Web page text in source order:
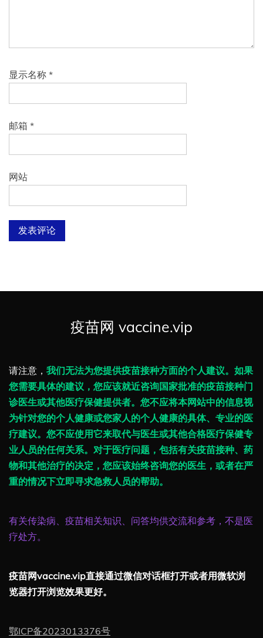
显示名称 *
邮箱 *
网站
疫苗网 vaccine.vip
请注意， 我们无法为您提供疫苗接种方面的个人建议。如果
您需要具体的建议，您应该就近咨询国家批准的疫苗接种门
诊医生或其他医疗保健提供者。您不应将本网站中的信息视
为针对您的个人健康或您家人的个人健康的具体、专业的医
疗建议。您不应使用它来取代与医生或其他合格医疗保健专
业人员的任何关系。对于医疗问题，包括有关疫苗接种、药
物和其他治疗的决定，您应该始终咨询您的医生，或者在严
重的情况下立即寻求急救人员的帮助。
有关传染病、疫苗相关知识、问答均供交流和参考，不是医
疗处方。
疫苗网vaccine.vip直接通过微信对话框打开或者用微软浏
览器打开浏览效果更好。
鄂ICP备2023013376号